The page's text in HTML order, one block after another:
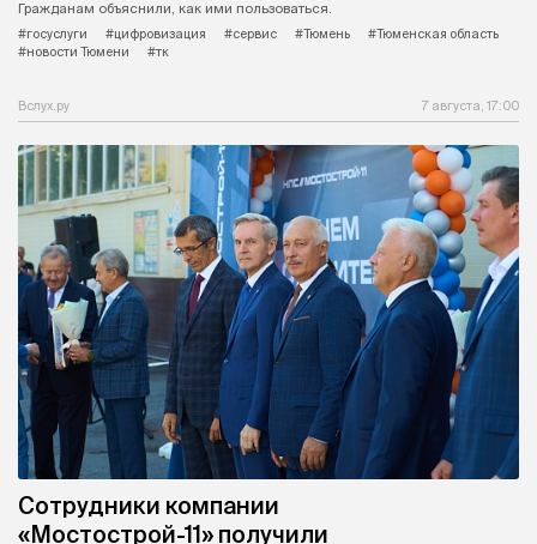
Гражданам объяснили, как ими пользоваться.
#госуслуги
#цифровизация #сервис #Тюмень
#Тюменская область
#новости Тюмени
#тк
Вслух.ру 7 августа, 17:00
Сотрудники компании
«Мостострой-11» получили